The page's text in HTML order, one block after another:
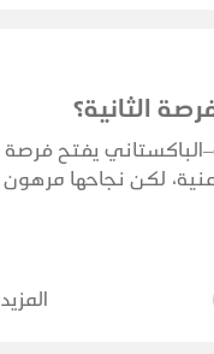
الثانية؟
يفتح فرصة
لكن نجاحها مرهون
المزيد